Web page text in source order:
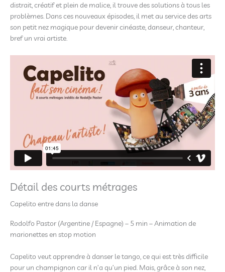
distrait, créatif et plein de malice, il trouve des solutions à tous les
problèmes. Dans ces nouveaux épisodes, il met au service des arts
son petit nez magique pour devenir cinéaste, danseur, chanteur,
bref un vrai artiste.
Détail des courts métrages
Capelito entre dans la danse
Rodolfo Pastor (Argentine / Espagne) – 5 min – Animation de
marionettes en stop motion
Capelito veut apprendre à danser le tango, ce qui est très difficile
pour un champignon car il n’a qu’un pied. Mais, grâce à son nez,